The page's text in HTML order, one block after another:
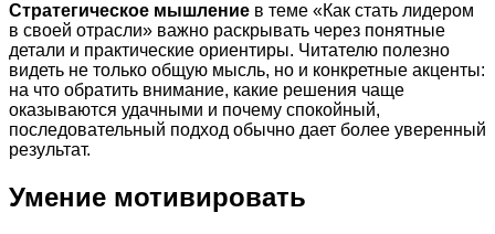
Стратегическое мышление в теме «Как стать лидером
в своей отрасли» важно раскрывать через понятные
детали и практические ориентиры. Читателю полезно
видеть не только общую мысль, но и конкретные акценты:
на что обратить внимание, какие решения чаще
оказываются удачными и почему спокойный,
последовательный подход обычно дает более уверенный
результат.
Умение мотивировать